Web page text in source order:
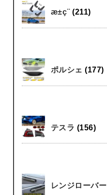
æ±ç¨(211)
ポルシェ(177)
テスラ (156)
レンジローバー